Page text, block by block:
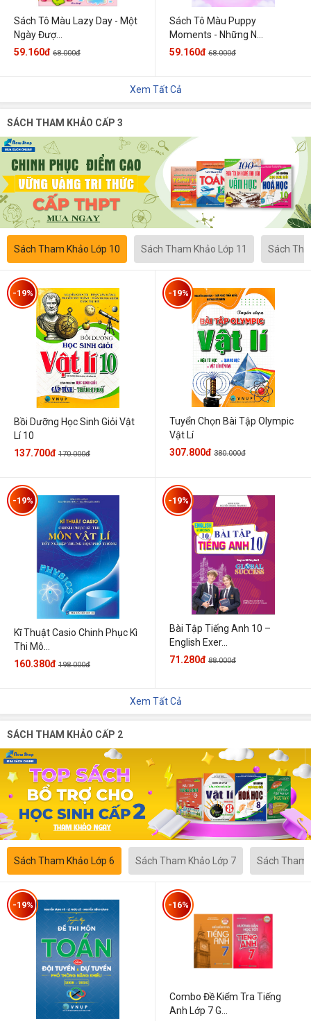
Sách Tô Màu Lazy Day - Một
Ngày Đượ...
59.160đ 68.000đ
Sách Tô Màu Puppy
Moments - Những N...
59.160đ 68.000đ
Xem Tất Cả
SÁCH THAM KHẢO CẤP 3
Sách Tham Khảo Lớp 10 Sách Tham Khảo Lớp 11 Sách
Bồi Dưỡng Học Sinh Giỏi Vật
Lí 10
-19%
137.700đ 170.000đ
Tuyển Chọn Bài Tập Olympic
Vật Lí
-19%
307.800đ 380.000đ
Kĩ Thuật Casio Chinh Phục Kì
Thi Mô...
-19%
160.380đ 198.000đ
Bài Tập Tiếng Anh 10 –
English Exer...
-19%
71.280đ 88.000đ
Xem Tất Cả
SÁCH THAM KHẢO CẤP 2
Sách Tham Khảo Lớp 6 Sách Tham Khảo Lớp 7 Sách Tham
-19%
Combo Đề Kiểm Tra Tiếng
Anh Lớp 7 G...
-16%